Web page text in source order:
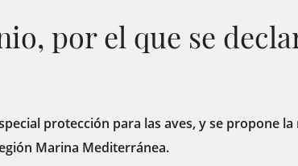
por el que se
protección para las aves, y se propone
Marina Mediterránea.